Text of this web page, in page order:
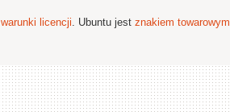
warunki licencji. Ubuntu jest znakiem towarowym